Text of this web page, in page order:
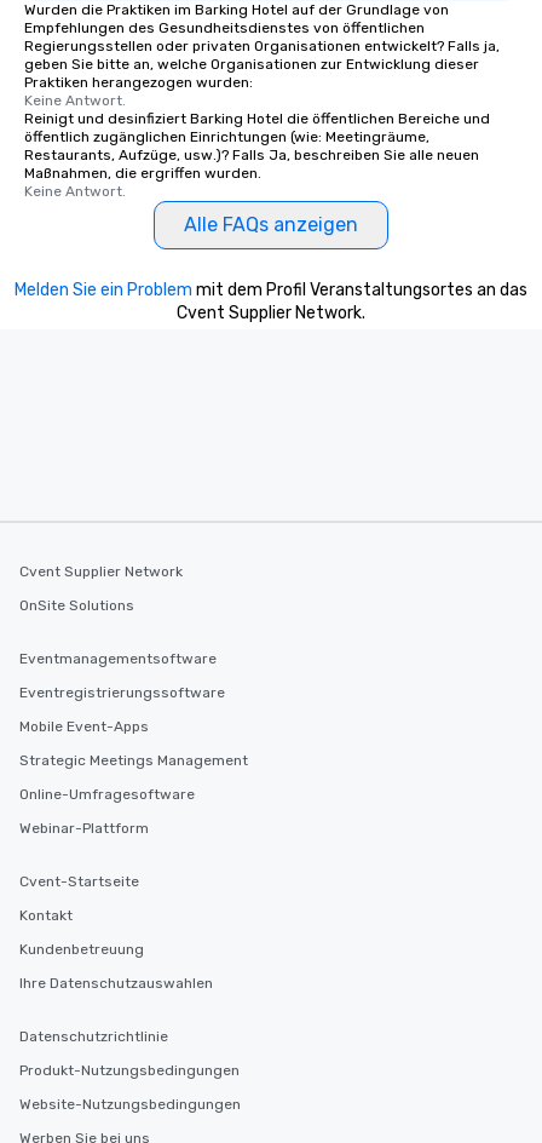
Wurden die Praktiken im Barking Hotel auf der Grundlage von
Empfehlungen des Gesundheitsdienstes von öffentlichen
Regierungsstellen oder privaten Organisationen entwickelt? Falls ja,
geben Sie bitte an, welche Organisationen zur Entwicklung dieser
Praktiken herangezogen wurden:
Keine Antwort.
Reinigt und desinfiziert Barking Hotel die öffentlichen Bereiche und
öffentlich zugänglichen Einrichtungen (wie: Meetingräume,
Restaurants, Aufzüge, usw.)? Falls Ja, beschreiben Sie alle neuen
Maßnahmen, die ergriffen wurden.
Keine Antwort.
Alle FAQs anzeigen
Melden Sie ein Problem mit dem Profil Veranstaltungsortes an das
Cvent Supplier Network.
Cvent Supplier Network
OnSite Solutions
Eventmanagementsoftware
Eventregistrierungssoftware
Mobile Event-Apps
Strategic Meetings Management
Online-Umfragesoftware
Webinar-Plattform
Cvent-Startseite
Kontakt
Kundenbetreuung
Ihre Datenschutzauswahlen
Datenschutzrichtlinie
Produkt-Nutzungsbedingungen
Website-Nutzungsbedingungen
Werben Sie bei uns